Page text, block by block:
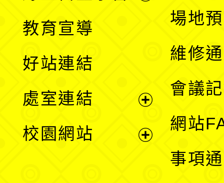
單
教育宣導
好站連結
處室連結
校園網站
場地
維修
會議
網站
事項